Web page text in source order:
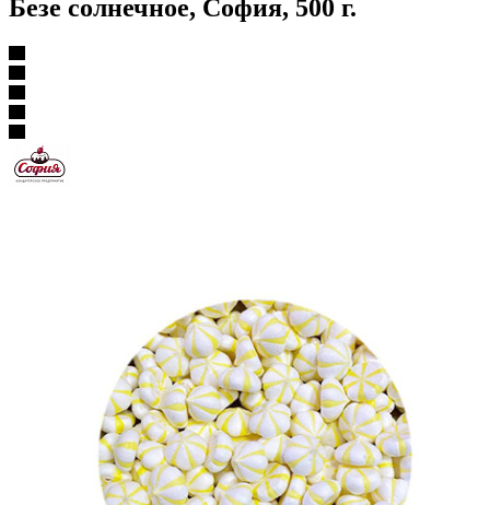
Безе солнечное, София, 500 г.